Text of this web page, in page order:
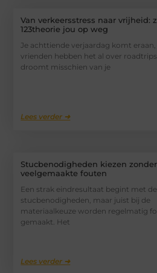
Van verkeersstress naar vrijheid:
123theorie jou op weg
Je achttiende verjaardag komt eraan,
vrienden hebben het al over
droomt misschien van je
Lees verder ➜
Stucbenodigheden kiezen zonder
veelgemaakte fouten
Een strak eindresultaat begint met
stucbenodigheden, maar juist bij de
materiaalkeuze worden regelmatig
gemaakt. Het
Lees verder ➜